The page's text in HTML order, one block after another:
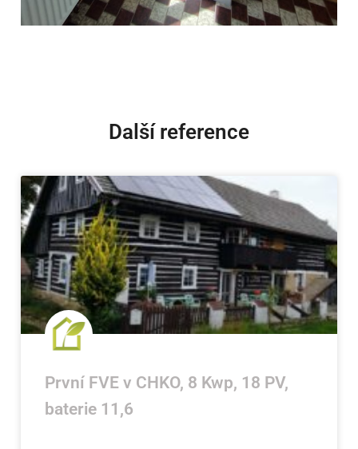
Další reference
První FVE v CHKO, 8 Kwp, 18 PV,
baterie 11,6